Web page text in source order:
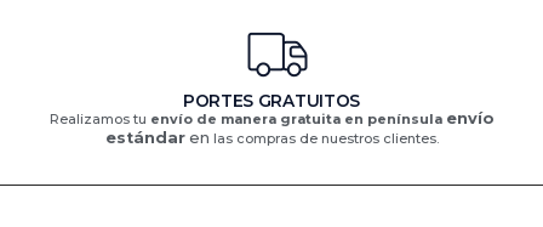
PORTES GRATUITOS
Realizamos tu envío de manera gratuita en península envío
estándaren las compras de nuestros clientes.